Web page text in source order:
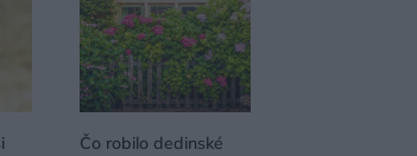
Čo robilo dedinské